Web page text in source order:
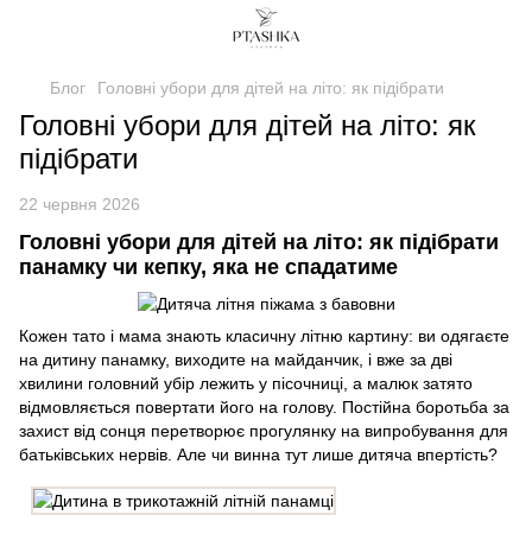
Блог Головні убори для дітей на літо: як підібрати
Головні убори для дітей на літо: як
підібрати
22 червня 2026
Головні убори для дітей на літо: як підібрати
панамку чи кепку, яка не спадатиме
Кожен тато і мама знають класичну літню картину: ви одягаєте
на дитину панамку, виходите на майданчик, і вже за дві
хвилини головний убір лежить у пісочниці, а малюк затято
відмовляється повертати його на голову. Постійна боротьба за
захист від сонця перетворює прогулянку на випробування для
батьківських нервів. Але чи винна тут лише дитяча впертість?